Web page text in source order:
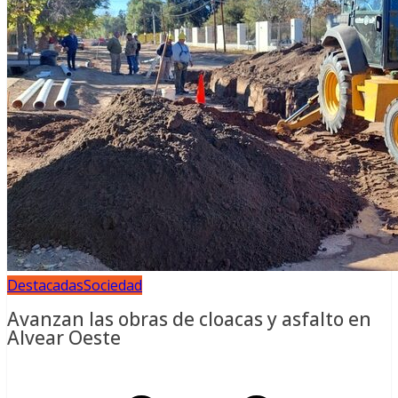
DestacadasSociedad
Avanzan las obras de cloacas y asfalto en
Alvear Oeste